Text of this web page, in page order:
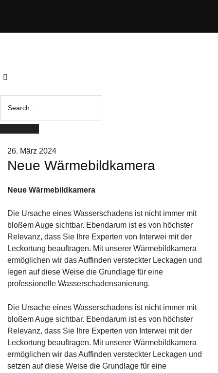
for:
Search
26. März 2024
Neue Wärmebildkamera
Neue Wärmebildkamera
Die Ursache eines Wasserschadens ist nicht immer mit
bloßem Auge sichtbar. Ebendarum ist es von höchster
Relevanz, dass Sie Ihre Experten von Interwei mit der
Leckortung beauftragen. Mit unserer Wärmebildkamera
ermöglichen wir das Auffinden versteckter Leckagen und
legen auf diese Weise die Grundlage für eine
professionelle Wasserschadensanierung.
Die Ursache eines Wasserschadens ist nicht immer mit
bloßem Auge sichtbar. Ebendarum ist es von höchster
Relevanz, dass Sie Ihre Experten von Interwei mit der
Leckortung beauftragen. Mit unserer Wärmebildkamera
ermöglichen wir das Auffinden versteckter Leckagen und
setzen auf diese Weise die Grundlage für eine